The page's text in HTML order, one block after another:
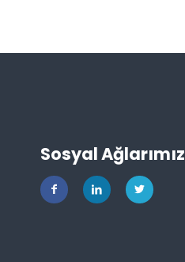
Sosyal Ağlarımız